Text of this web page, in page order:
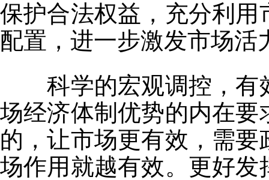
保护合法权益，充分利
配置，进一步激发市场活
科学的宏观调控，有
场经济体制优势的内在
的，让市场更有效，需
场作用就越有效。更好